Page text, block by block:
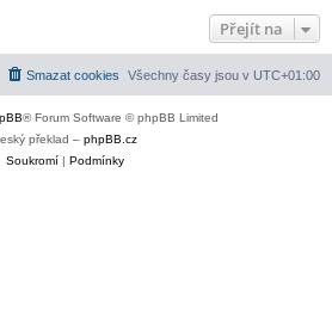
Přejít na
Všechny časy jsou v UTC+01:00
Smazat cookies
® Forum Software © phpBB Limited
překlad – phpBB.cz
Soukromí| Podmínky